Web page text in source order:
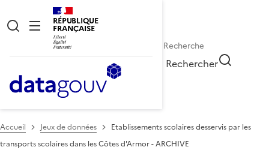
RÉPUBLIQUE
FRANÇAISE
Rechercher
Accueil Jeux de données
Etablissements scolaires desservis par les
transports scolaires dans les Côtes d'Armor - ARCHIVE